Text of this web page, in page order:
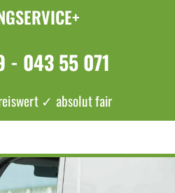
- 043 55 071
✓ absolut fair